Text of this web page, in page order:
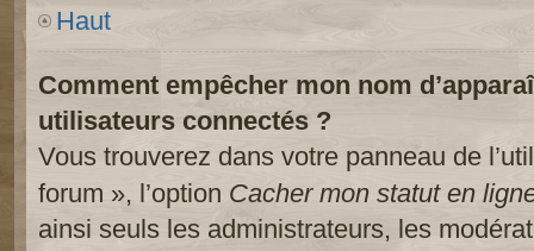
Haut
Comment empêcher mon nom
utilisateurs connectés ?
Vous trouverez dans votre panneau de
forum », l’option Cacher mon statut en
ainsi seuls les administrateurs, les